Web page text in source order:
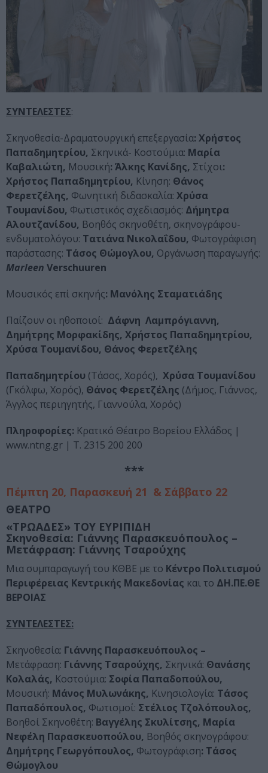
ΣΥΝΤΕΛΕΣΤΕΣ:
Σκηνοθεσία-Δραματουργική επεξεργασία: Χρήστος
Παπαδημητρίου, Σκηνικά- Κοστούμια: Μαρία
Καβαλιώτη, Μουσική: Άλκης Κανίδης, Στίχοι:
Χρήστος Παπαδημητρίου, Κίνηση: Θάνος
Φερετζέλης, Φωνητική διδασκαλία: Χρύσα
Τουμανίδου, Φωτιστικός σχεδιασμός: Δήμητρα
Αλουτζανίδου, Βοηθός σκηνοθέτη, σκηνογράφου-
ενδυματολόγου: Τατιάνα Νικολαΐδου, Φωτογράφιση
παράστασης: Τάσος Θώμογλου, Οργάνωση παραγωγής:
Marleen Verschuuren
Μουσικός επί σκηνής: Μανόλης Σταματιάδης
Παίζουν οι ηθοποιοί: Δάφνη Λαμπρόγιαννη,
Δημήτρης Μορφακίδης, Χρήστος Παπαδημητρίου,
Χρύσα Τουμανίδου, Θάνος Φερετζέλης
Παπαδημητρίου (Τάσος, Χορός), Χρύσα Τουμανίδου
(Γκόλφω, Χορός), Θάνος Φερετζέλης (Δήμος, Γιάννος,
Άγγλος περιηγητής, Γιαννούλα, Χορός)
Πληροφορίες: Κρατικό Θέατρο Βορείου Ελλάδος |
www.ntng.gr | Τ. 2315 200 200
***
Πέμπτη 20, Παρασκευή 21 & Σάββατο 22
ΘΕΑΤΡΟ
«ΤΡΩΑΔΕΣ» ΤΟΥ ΕΥΡΙΠΙΔΗ
Σκηνοθεσία: Γιάννης Παρασκευόπουλος –
Μετάφραση: Γιάννης Τσαρούχης
Μια συμπαραγωγή του ΚΘΒΕ με το Κέντρο Πολιτισμού
Περιφέρειας Κεντρικής Μακεδονίας και το ΔΗ.ΠΕ.ΘΕ
ΒΕΡΟΙΑΣ
ΣΥΝΤΕΛΕΣΤΕΣ:
Σκηνοθεσία: Γιάννης Παρασκευόπουλος –
Μετάφραση: Γιάννης Τσαρούχης, Σκηνικά: Θανάσης
Κολαλάς, Κοστούμια: Σοφία Παπαδοπούλου,
Μουσική: Μάνος Μυλωνάκης, Κινησιολογία: Τάσος
Παπαδόπουλος, Φωτισμοί: Στέλιος Τζολόπουλος,
Βοηθοί Σκηνοθέτη: Βαγγέλης Σκυλίτσης, Μαρία
Νεφέλη Παρασκευοπούλου, Βοηθός σκηνογράφου:
Δημήτρης Γεωργόπουλος, Φωτογράφιση: Τάσος
Θώμογλου